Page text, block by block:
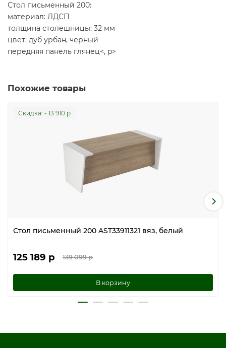
Стол письменный 200:
материал: ЛДСП
толщина столешницы: 32 мм
цвет: дуб урбан, черный
передняя панель глянец<, p>
Похожие товары
Cкидка: - 13 910 р
Стол письменный 200 AST33911321 вяз, белый
125 189 р 139 099 р
В корзину